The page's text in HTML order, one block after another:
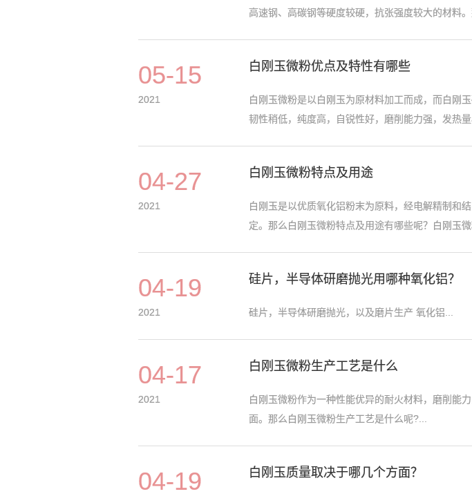
高速钢、高碳钢等硬度较硬，抗张强度较大的材料。
05-15
2021
白刚玉微粉优点及特性有哪些
白刚玉微粉是以白刚玉为原材料加工而成，而白刚
韧性稍低，纯度高，自锐性好，磨削能力强，发热量
04-27
2021
白刚玉微粉特点及用途
白刚玉是以优质氧化铝粉末为原料，经电解精制和
定。那么白刚玉微粉特点及用途有哪些呢？白刚玉微
04-19
2021
硅片，半导体研磨抛光用哪种氧化铝？
硅片，半导体研磨抛光，以及磨片生产 氧化铝...
04-17
2021
白刚玉微粉生产工艺是什么
白刚玉微粉作为一种性能优异的耐火材料，磨削能
面。那么白刚玉微粉生产工艺是什么呢?...
04-19 白刚玉质量取决于哪几个方面？